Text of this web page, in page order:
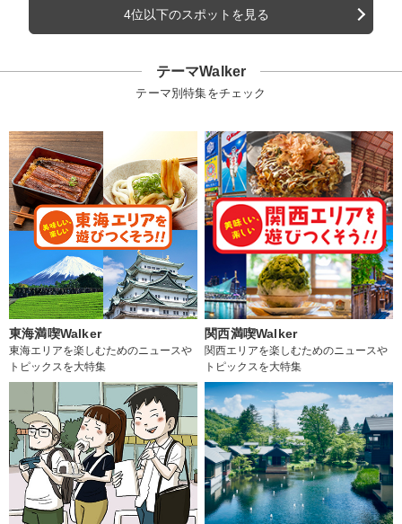
4位以下のスポットを見る
テーマWalker
テーマ別特集をチェック
東海満喫Walker
東海エリアを楽しむためのニュースや
トピックスを大特集
関西満喫Walker
関西エリアを楽しむためのニュースや
トピックスを大特集